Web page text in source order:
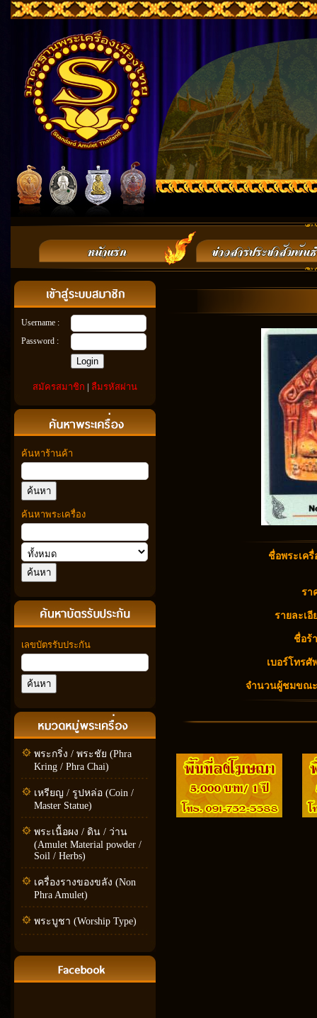
Username :
Password :
สมัครสมาชิก | ลืมรหัสผ่าน
ค้นหาร้านค้า
ค้นหาพระเครื่อง
เลขบัตรรับประกัน
พระกริ่ง / พระชัย (Phra
Kring / Phra Chai)
เหรียญ / รูปหล่อ (Coin /
Master Statue)
พระเนื้อผง / ดิน / ว่าน
(Amulet Material powder /
Soil / Herbs)
เครื่องรางของขลัง (Non
Phra Amulet)
พระบูชา (Worship Type)
ชื่อพระเครื่
รา
รายละเอี
ชื่อร้
เบอร์โทรศั
จำนวนผู้ชมขณ